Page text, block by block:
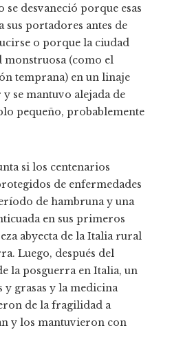
se desvaneció porque esas
sus portadores antes de
o porque la ciudad
monstruosa (como el
temprana) en un linaje
se mantuvo alejada de
pequeño, probablemente
si los centenarios
de enfermedades
de hambruna y una
en sus primeros
abyecta de la Italia rural
Luego, después del
la posguerra en Italia, un
y grasas y la medicina
de la fragilidad a
y los mantuvieron con